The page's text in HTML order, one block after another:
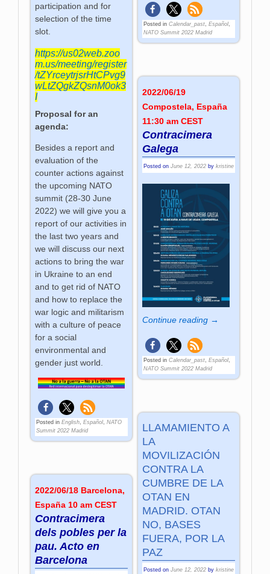
participation and for
selection of the time
slot.
https://us02web.zoo
m.us/meeting/register
/tZYrceytrjsrHtCPvg9
wLtZQgkZQsnM0ok3
I
Proposal for an
agenda:
Besides a report and
evaluation of the
counter actions against
the upcoming NATO
summit (28-30 June
2022) we will give you a
report of our activities in
the last two years and
we will discuss our next
actions to bring the war
in Ukraine to an end
and to get rid of NATO
and how to replace the
war logic and militarism
with a culture of peace
for a social
environmental and
gender just world.
Posted in English ,Español ,NATO
Summit 2022 Madrid
Posted in Calendar_past, Español,
NATO Summit 2022 Madrid
2022/06/19
Compostela, España
11:30 am CEST
Contracimera
Galega
Posted on June 12, 2022 by kristine
Continue reading →
Posted in Calendar_past, Español,
NATO Summit 2022 Madrid
LLAMAMIENTO A
LA
MOVILIZACIÓN
CONTRA LA
CUMBRE DE LA
OTAN EN
MADRID. OTAN
NO, BASES
FUERA, POR LA
PAZ
Posted on June 12, 2022 by kristine
2022/06/18 Barcelona,
España 10 am CEST
Contracimera
dels pobles per la
pau. Acto en
Barcelona